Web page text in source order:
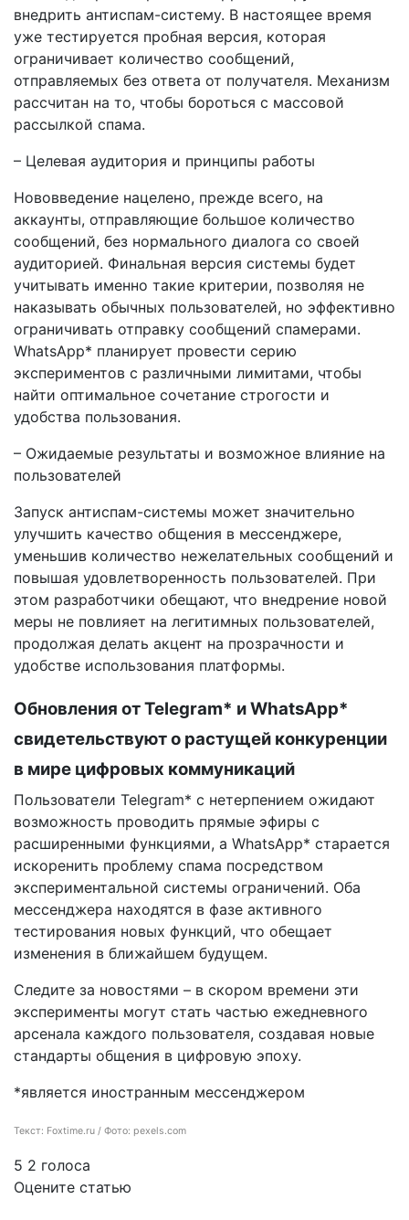
внедрить антиспам-систему. В настоящее время
уже тестируется пробная версия, которая
ограничивает количество сообщений,
отправляемых без ответа от получателя. Механизм
рассчитан на то, чтобы бороться с массовой
рассылкой спама.
– Целевая аудитория и принципы работы
Нововведение нацелено, прежде всего, на
аккаунты, отправляющие большое количество
сообщений, без нормального диалога со своей
аудиторией. Финальная версия системы будет
учитывать именно такие критерии, позволяя не
наказывать обычных пользователей, но эффективно
ограничивать отправку сообщений спамерами.
WhatsApp* планирует провести серию
экспериментов с различными лимитами, чтобы
найти оптимальное сочетание строгости и
удобства пользования.
– Ожидаемые результаты и возможное влияние на
пользователей
Запуск антиспам-системы может значительно
улучшить качество общения в мессенджере,
уменьшив количество нежелательных сообщений и
повышая удовлетворенность пользователей. При
этом разработчики обещают, что внедрение новой
меры не повлияет на легитимных пользователей,
продолжая делать акцент на прозрачности и
удобстве использования платформы.
Обновления от Telegram* и WhatsApp*
свидетельствуют о растущей конкуренции
в мире цифровых коммуникаций
Пользователи Telegram* с нетерпением ожидают
возможность проводить прямые эфиры с
расширенными функциями, а WhatsApp* старается
искоренить проблему спама посредством
экспериментальной системы ограничений. Оба
мессенджера находятся в фазе активного
тестирования новых функций, что обещает
изменения в ближайшем будущем.
Следите за новостями – в скором времени эти
эксперименты могут стать частью ежедневного
арсенала каждого пользователя, создавая новые
стандарты общения в цифровую эпоху.
*является иностранным мессенджером
Текст: Foxtime.ru / Фото: pexels.com
5 2 голоса
Оцените статью